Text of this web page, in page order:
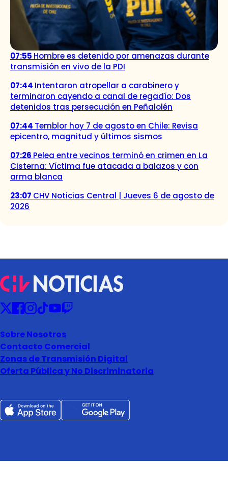
07:55 Hombre es detenido por amenazas durante
transmisión en vivo de la PDI
07:44 Intentaron atropellar a carabinero y
terminaron cayendo a canal de regadío: Dos
detenidos tras persecución en Peñalolén
07:44 Temblor hoy 7 de agosto en Chile: Revisa
epicentro, magnitud y últimos sismos
07:26 Pelea entre vecinos terminó en crimen en La
Cisterna: Víctima fue atacada a balazos y con
arma blanca
23:07 CHV Noticias Central | Jueves 6 de agosto de
2026
Sobre Nosotros
Contacto Comercial
Zonas de Transmisión Digital
Oferta Pública y No Discriminatoria